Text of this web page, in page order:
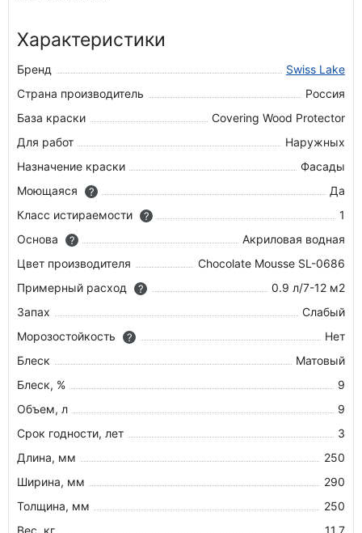
Характеристики
Бренд
Swiss Lake
Страна производитель
Россия
База краски
Covering Wood Protector
Для работ
Наружных
Назначение краски
Фасады
Моющаяся
?
Да
Класс истираемости
?
1
Основа
?
Акриловая водная
Цвет производителя
Chocolate Mousse SL-0686
Примерный расход
?
0.9 л/7-12 м2
Запах
Слабый
Морозостойкость
?
Нет
Блеск
Матовый
Блеск, %
9
Объем, л
9
Срок годности, лет
3
Длина, мм
250
Ширина, мм
290
Толщина, мм
250
Вес, кг
11.7